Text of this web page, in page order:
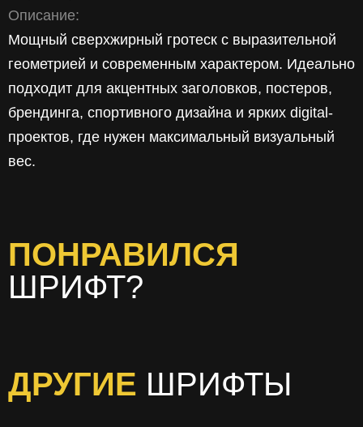
Описание:
Мощный сверхжирный гротеск с выразительной
геометрией и современным характером. Идеально
подходит для акцентных заголовков, постеров,
брендинга, спортивного дизайна и ярких digital-
проектов, где нужен максимальный визуальный
вес.
ПОНРАВИЛСЯ
ШРИФТ?
ДРУГИЕ ШРИФТЫ